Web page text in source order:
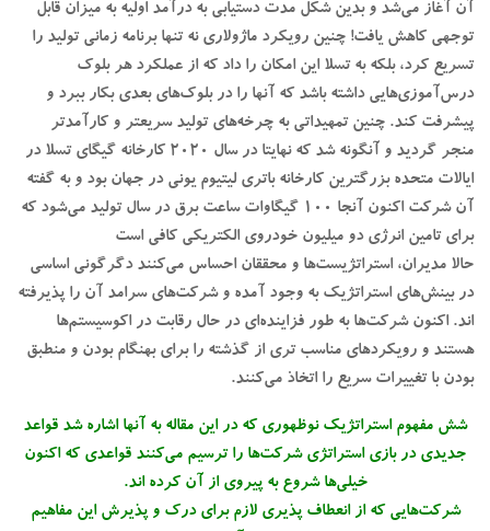
آن آغاز می‌شد و بدین شکل مدت دستیابی به درآمد اولیه به میزان قابل
توجهی کاهش یافت! چنین رویکرد ماژولاری نه تنها برنامه زمانی تولید را
تسریع کرد، بلکه به تسلا این امکان را داد که از عملکرد هر بلوک
درس‌آموزی‌هایی داشته باشد که آنها را در بلوک‌های بعدی بکار ببرد و
پیشرفت کند. چنین تمهیداتی به چرخه‌های تولید سریعتر و کارآمدتر
منجر گردید و آنگونه شد که نهایتا در سال 2020 کارخانه گیگای تسلا در
ایالات متحده بزرگترین کارخانه باتری لیتیوم یونی در جهان بود و به گفته
آن شرکت اکنون آنجا 100 گیگاوات ساعت برق در سال تولید می‌شود که
برای تامین انرژی دو میلیون خودروی الکتریکی کافی است
حالا مدیران، استراتژیست‌ها و محققان احساس می‌کنند دگرگونی اساسی
در بینش‌های استراتژیک به وجود آمده و شرکت‌های سرامد آن را پذیرفته
اند. اکنون شرکت‌ها به طور فزاینده‌ای در حال رقابت در اکوسیستم‌ها
هستند و رویکردهای مناسب تری از گذشته را برای بهنگام بودن و منطبق
بودن با تغییرات سریع را اتخاذ می‌کنند.
شش مفهوم استراتژیک نوظهوری که در این مقاله به آنها اشاره شد قواعد
جدیدی در بازی استراتژی شرکت‌ها را ترسیم می‌کنند قواعدی که اکنون
خیلی‌ها شروع به پیروی از آن کرده اند.
شرکت‌هایی که از انعطاف پذیری لازم برای درک و پذیرش این مفاهیم